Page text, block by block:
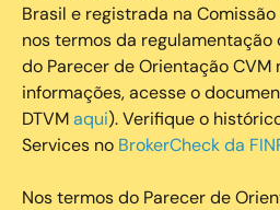
Brasil e registrada na
nos termos da regulamentação
do Parecer de Orientação
informações, acesse o
DTVMaqui). Verifique o
Services no BrokerCheck da
Nos termos do Parecer de